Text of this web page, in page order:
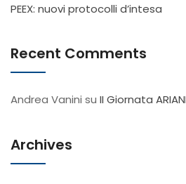
PEEX: nuovi protocolli d’intesa
Recent Comments
Andrea Vanini su II Giornata
Archives